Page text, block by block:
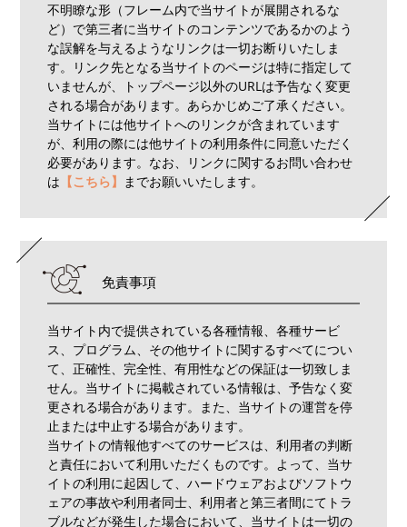
不明瞭な形（フレーム内で当サイトが展開されるな
ど）で第三者に当サイトのコンテンツであるかのよう
な誤解を与えるようなリンクは一切お断りいたしま
す。リンク先となる当サイトのページは特に指定して
いませんが、トップページ以外のURLは予告なく変更
される場合があります。あらかじめご了承ください。
当サイトには他サイトへのリンクが含まれています
が、利用の際には他サイトの利用条件に同意いただく
必要があります。なお、リンクに関するお問い合わせ
は 【こちら】 までお願いいたします。
免責事項
当サイト内で提供されている各種情報、各種サービ
ス、プログラム、その他サイトに関するすべてについ
て、正確性、完全性、有用性などの保証は一切致しま
せん。当サイトに掲載されている情報は、予告なく変
更される場合があります。また、当サイトの運営を停
止または中止する場合があります。
当サイトの情報他すべてのサービスは、利用者の判断
と責任において利用いただくものです。よって、当サ
イトの利用に起因して、ハードウェアおよびソフトウ
ェアの事故や利用者同士、利用者と第三者間にてトラ
ブルなどが発生した場合において、当サイトは一切の